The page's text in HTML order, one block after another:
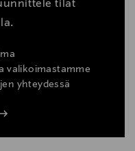
tilat
valikoimastamme
yhteydessä